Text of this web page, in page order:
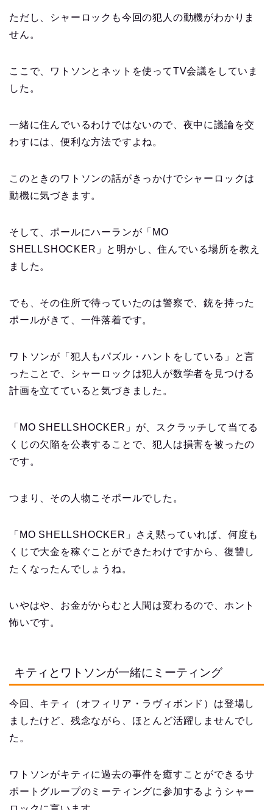
ただし、シャーロックも今回の犯人の動機がわかりま
せん。
ここで、ワトソンとネットを使ってTV会議をしていま
した。
一緒に住んでいるわけではないので、夜中に議論を交
わすには、便利な方法ですよね。
このときのワトソンの話がきっかけでシャーロックは
動機に気づきます。
そして、ポールにハーランが「MO
SHELLSHOCKER」と明かし、住んでいる場所を教え
ました。
でも、その住所で待っていたのは警察で、銃を持った
ポールがきて、一件落着です。
ワトソンが「犯人もパズル・ハントをしている」と言
ったことで、シャーロックは犯人が数学者を見つける
計画を立てていると気づきました。
「MO SHELLSHOCKER」が、スクラッチして当てる
くじの欠陥を公表することで、犯人は損害を被ったの
です。
つまり、その人物こそポールでした。
「MO SHELLSHOCKER」さえ黙っていれば、何度も
くじで大金を稼ぐことができたわけですから、復讐し
たくなったんでしょうね。
いやはや、お金がからむと人間は変わるので、ホント
怖いです。
キティとワトソンが一緒にミーティング
今回、キティ（オフィリア・ラヴィボンド）は登場し
ましたけど、残念ながら、ほとんど活躍しませんでし
た。
ワトソンがキティに過去の事件を癒すことができるサ
ポートグループのミーティングに参加するようシャー